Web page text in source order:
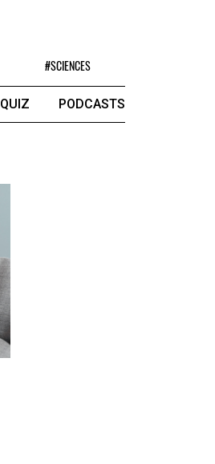
#SCIENCES
QUIZ PODCASTS